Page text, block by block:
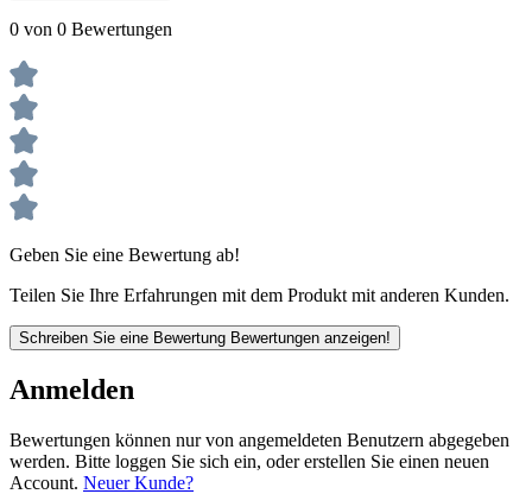
0 von 0 Bewertungen
Geben Sie eine Bewertung ab!
Teilen Sie Ihre Erfahrungen mit dem Produkt mit anderen Kunden.
Schreiben Sie eine Bewertung Bewertungen anzeigen!
Anmelden
Bewertungen können nur von angemeldeten Benutzern abgegeben
werden. Bitte loggen Sie sich ein, oder erstellen Sie einen neuen
Account. Neuer Kunde?